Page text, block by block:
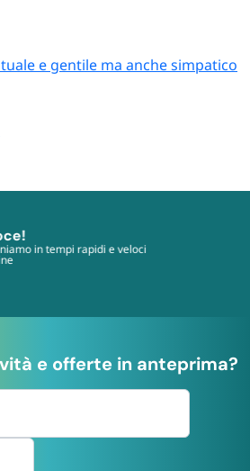
e gentile ma anche simpatico
pagamenti sono protetti dai più
protocolli
e offerte in anteprima?